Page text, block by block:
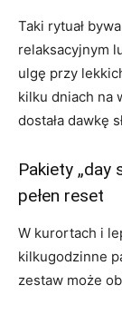
Taki rytuał
relaksacyjnym
ulgę przy
kilku dniach na
dostała dawkę
Pakiety „day
pełen reset
W kurortach i
kilkugodzinne
zestaw może